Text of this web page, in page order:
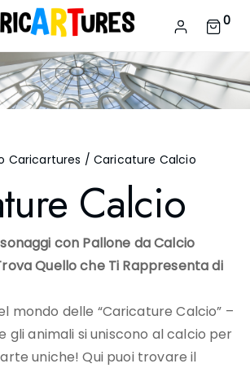
0
Caricartures / Caricature Calcio
Calcio
con Pallone da Calcio
Quello che Ti Rappresenta di
mondo delle “Caricature Calcio” –
gli animali si uniscono al calcio per
uniche! Qui puoi trovare il